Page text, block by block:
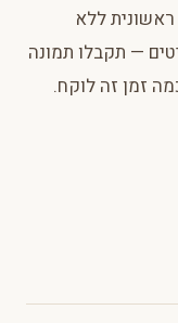
ללא
— תקבלו תמונה
זמן זה לוקח.